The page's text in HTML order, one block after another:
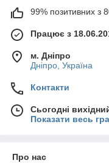
99% позитивних з
Працює з
м. Дніпро
Дніпро, Україна
Контакти
Сьогодні
Показати весь
Про нас